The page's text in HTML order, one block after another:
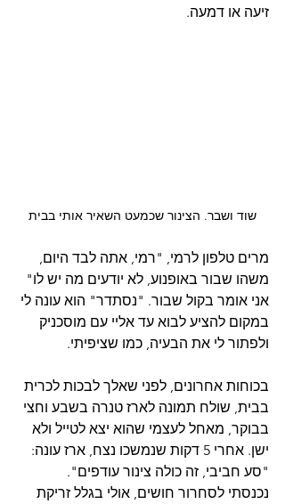
זיעה או דמעה.
שוד ושבר. הצינור שכמעט השאיר אותי בבית
מרים טלפון לרמי, "רמי, אתה לבד היום,
משהו שבור באופנוע, לא יודעים מה יש לו"
אני אומר בקול שבור. "נסתדר" הוא עונה לי
במקום להציע לבוא עד אליי עם מוסכניק
ולפתור לי את הבעיה, כמו שציפיתי.
בכוחות אחרונים, לפני שאלך לבכות לכרית
בבית, שולח תמונה לארז טנרה בשבע וחצי
בבוקר, מאחל לעצמי שהוא יצא לטייל ולא
ישן. אחרי 5 דקות שנמשכו נצח, ארז עונה:
"סע חביבי, זה כולה צינור עודפים".
נכנסתי לסחרור חושים, אולי בגלל זריקת